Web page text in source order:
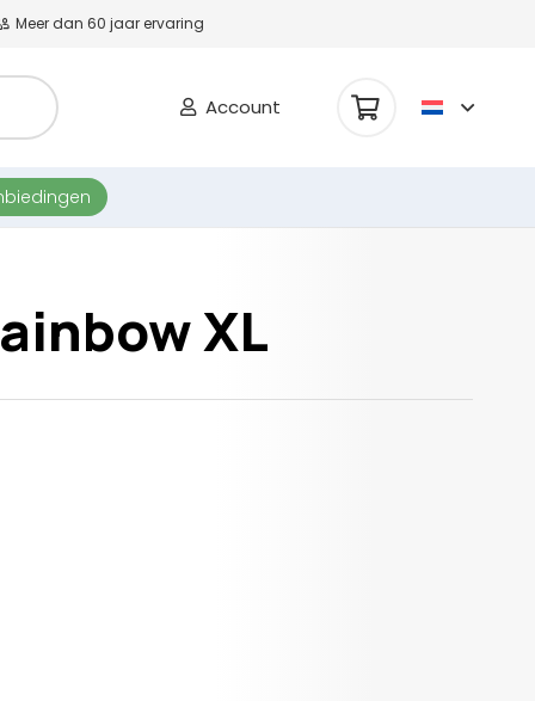
Meer dan 60 jaar ervaring
Account
XL